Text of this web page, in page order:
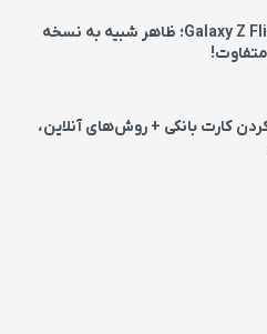
بررسی گوشی Galaxy Z Flip8؛ ظاهر شبیه به نسخه
متفاوت!
کارت بانکی + روش‌های آنلاین،